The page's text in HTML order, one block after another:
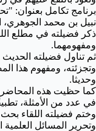
برنامج تكامل بعنوان:
نبيل بن محمد الجوهري،
ذكر فضيلته في مطلع
ومفهومهما.
ثم تناول فضيلته
وتجزئته، ومفهوم هذا
وحديثا.
كما حظيت هذه
في عدد من الأمثلة،
وختم فضيلته اللقاء
وتحرير المسائل العلمية